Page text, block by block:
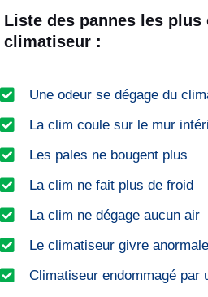
Liste des pannes les plus
climatiseur :
Une odeur se dégage du
La clim coule sur le mur
Les pales ne bougent plus
La clim ne fait plus de froid
La clim ne dégage aucun air
Le climatiseur givre
Climatiseur endommagé par